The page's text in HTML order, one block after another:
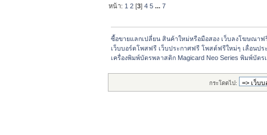
หน้า: 1 2 [3]4 5 ...7
ซื้อขายแลกเปลี่ยน สินค้าใหม่หรือมือสอง เว็บลงโฆษณา
เว็บบอร์ดโพสฟรี เว็บประกาศฟรี โพสต์ฟรีใหม่ๆ เลื่อนปร
เครื่องพิมพ์บัตรพลาสติก Magicard Neo Series พิมพ์บัตร
กระโดดไป: